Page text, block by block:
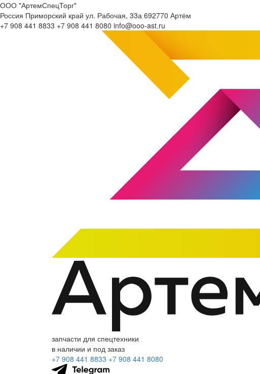
ООО "АртемСпецТорг"
Россия Приморский край ул. Рабочая, 33а 692770 Артём
+7 908 441 8833 +7 908 441 8080 info@ooo-ast.ru
запчасти для спецтехники
в наличии и под заказ
+7 908 441 8833 +7 908 441 8080